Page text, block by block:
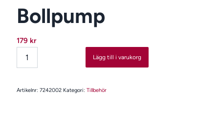
Bollpump
179 kr
Lägg till i varukorg
Artikelnr: 7242002 Kategori: Tillbehör